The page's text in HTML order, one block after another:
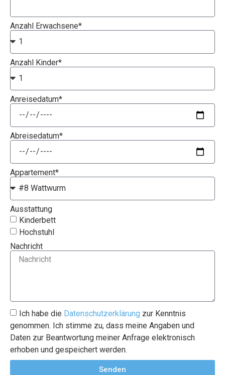
Anzahl Erwachsene*
Anzahl Kinder*
Anreisedatum*
Abreisedatum*
Appartement*
Ausstattung
Kinderbett
Hochstuhl
Nachricht
Ich habe die Datenschutzerklärung zur Kenntnis
genommen. Ich stimme zu, dass meine Angaben und
Daten zur Beantwortung meiner Anfrage elektronisch
erhoben und gespeichert werden.
Senden